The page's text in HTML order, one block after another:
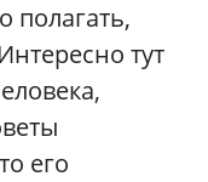
полагать,
тут
его